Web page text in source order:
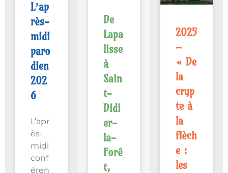
L’ap
rès-
midi
paro
dien
202
6
L’apr
ès-
midi
conf
éren
De
Lapa
lisse
à
Sain
t-
Didi
er-
la-
Forê
t,
2025
–
« De
la
cryp
te à
la
flèch
e :
les